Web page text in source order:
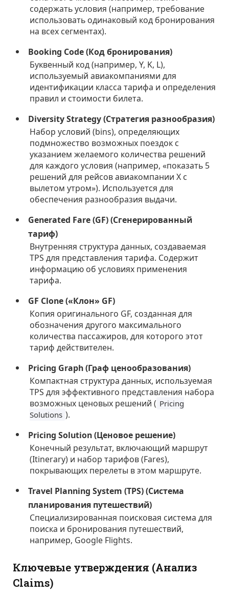
содержать условия (например, требование
использовать одинаковый код бронирования
на всех сегментах).
Booking Code (Код бронирования)
Буквенный код (например, Y, K, L),
используемый авиакомпаниями для
идентификации класса тарифа и определения
правил и стоимости билета.
Diversity Strategy (Стратегия разнообразия)
Набор условий (bins), определяющих
подмножество возможных поездок с
указанием желаемого количества решений
для каждого условия (например, «показать 5
решений для рейсов авиакомпании X с
вылетом утром»). Используется для
обеспечения разнообразия выдачи.
Generated Fare (GF) (Сгенерированный
тариф)
Внутренняя структура данных, создаваемая
TPS для представления тарифа. Содержит
информацию об условиях применения
тарифа.
GF Clone («Клон» GF)
Копия оригинального GF, созданная для
обозначения другого максимального
количества пассажиров, для которого этот
тариф действителен.
Pricing Graph (Граф ценообразования)
Компактная структура данных, используемая
TPS для эффективного представления набора
возможных ценовых решений ( Pricing
Solutions ).
Pricing Solution (Ценовое решение)
Конечный результат, включающий маршрут
(Itinerary) и набор тарифов (Fares),
покрывающих перелеты в этом маршруте.
Travel Planning System (TPS) (Система
планирования путешествий)
Специализированная поисковая система для
поиска и бронирования путешествий,
например, Google Flights.
Ключевые утверждения (Анализ
Claims)